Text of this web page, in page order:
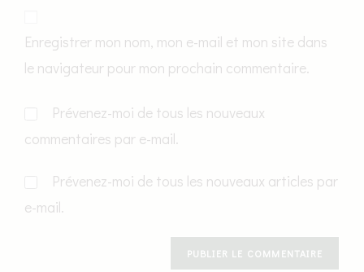
Enregistrer mon nom, mon e-mail et mon site dans
le navigateur pour mon prochain commentaire.
Prévenez-moi de tous les nouveaux
commentaires par e-mail.
Prévenez-moi de tous les nouveaux articles par
e-mail.